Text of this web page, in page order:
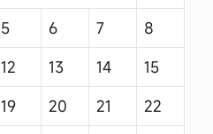
5 6 7
8
12 13 14
15
19 20 21
22